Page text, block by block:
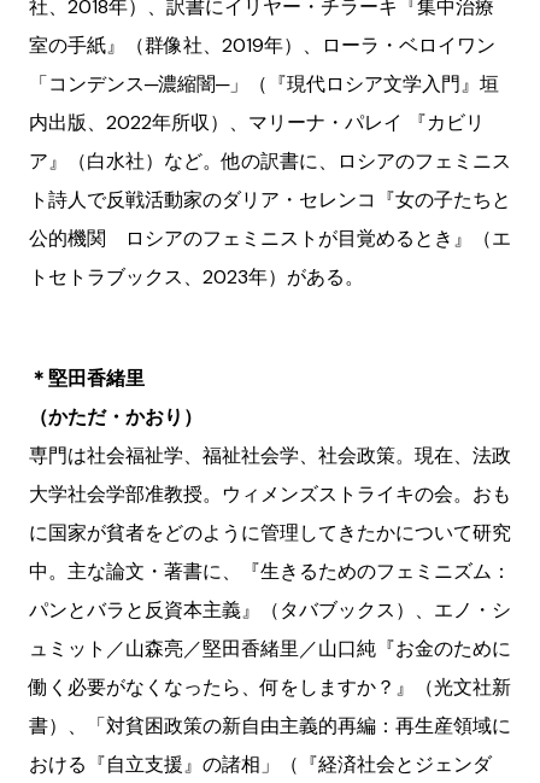
社、2018年）、訳書にイリヤー・チラーキ『集中治療
室の手紙』（群像社、2019年）、ローラ・ベロイワン
「コンデンス─濃縮闇─」（『現代ロシア文学入門』垣
内出版、2022年所収）、マリーナ・パレイ 『カビリ
ア』（白水社）など。他の訳書に、ロシアのフェミニス
ト詩人で反戦活動家のダリア・セレンコ『女の子たちと
公的機関 ロシアのフェミニストが目覚めるとき』（エ
トセトラブックス、2023年）がある。
＊堅田香緒里
（かただ・かおり）
専門は社会福祉学、福祉社会学、社会政策。現在、法政
大学社会学部准教授。ウィメンズストライキの会。おも
に国家が貧者をどのように管理してきたかについて研究
中。主な論文・著書に、『生きるためのフェミニズム：
パンとバラと反資本主義』（タバブックス）、エノ・シ
ュミット／山森亮／堅田香緒里／山口純『お金のために
働く必要がなくなったら、何をしますか？』（光文社新
書）、「対貧困政策の新自由主義的再編：再生産領域に
おける『自立支援』の諸相」（『経済社会とジェンダ